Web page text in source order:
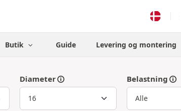
Butik Guide Levering og montering
Diameter Belastning